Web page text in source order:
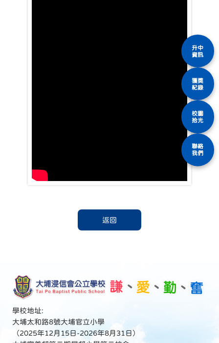
返回
學校地址:
大埔太和路8號大埔官立小學
（2025年12月15日-2026年8月31日）
升中
資訊
獲獎
紀錄
校園
拾光
聯絡
我們